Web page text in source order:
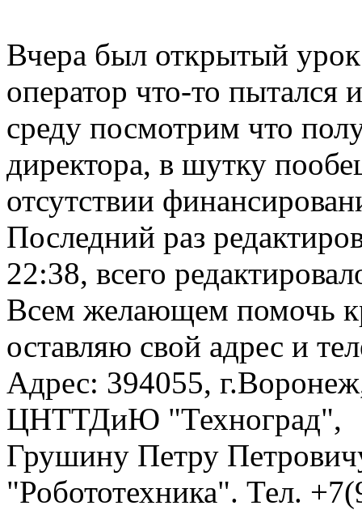
Вчера был открытый
оператор что-то пытался
среду посмотрим что
директора, в шутку
отсутствии
Последний раз
22:38, всего
Всем желающем помочь
оставляю свой адрес и
Адрес: 394055,
ЦНТТДиЮ "Техноград",
Грушину Петру
"Робототехника". Тел.